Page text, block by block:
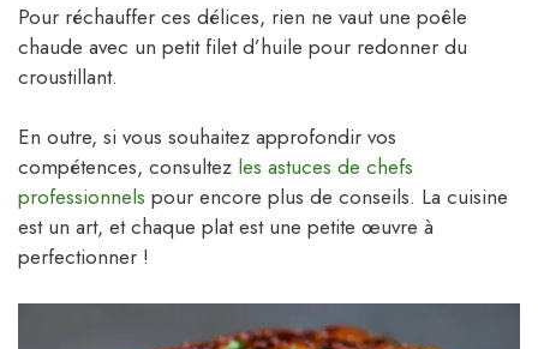
Pour réchauffer ces délices, rien ne vaut une poêle
chaude avec un petit filet d’huile pour redonner du
croustillant.
En outre, si vous souhaitez approfondir vos
compétences, consultez les astuces de chefs
professionnels pour encore plus de conseils. La cuisine
est un art, et chaque plat est une petite œuvre à
perfectionner !